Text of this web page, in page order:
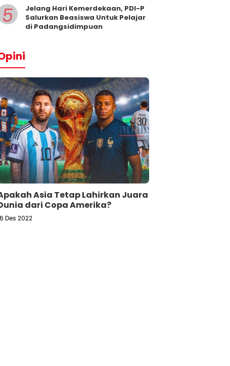
5
Jelang Hari Kemerdekaan, PDI-P
Salurkan Beasiswa Untuk Pelajar
di Padangsidimpuan
Asia Tetap Lahirkan Juara
dari Copa Amerika?
Des 2022